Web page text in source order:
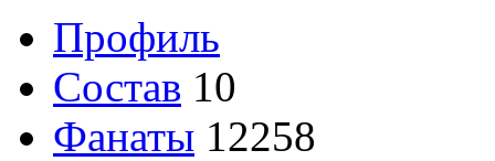
Профиль
Состав 10
Фанаты 12258